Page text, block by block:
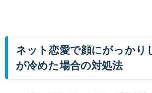
ネット恋愛で顔にがっかり
が冷めた場合の対処法